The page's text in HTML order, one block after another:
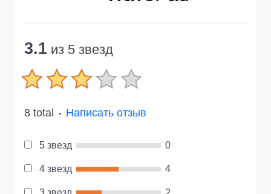
3.1 из 5 звезд
8 total ● Написать отзыв
5 звезд 0
4 звезд 4